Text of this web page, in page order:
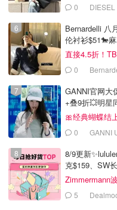
0 DIESEL
Bernardelli 八
伦衬衫$51🐎
直接4.5折！
0
GANNI官网大
+叠9折💥明星
🎀经典蝴蝶结
0 GANNI
8/9更新
克$159、SW
Zimmermann
5